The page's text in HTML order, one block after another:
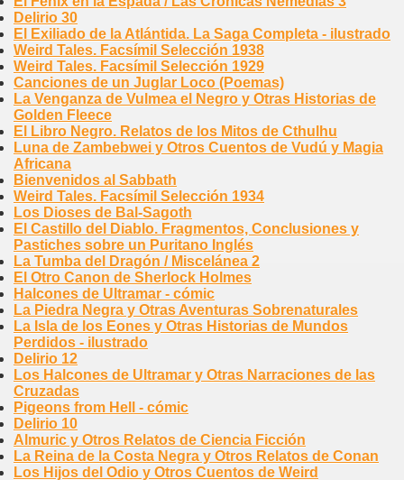
Delirio 30
El Exiliado de la Atlántida. La Saga Completa - ilustrado
Weird Tales. Facsímil Selección 1938
Weird Tales. Facsímil Selección 1929
Canciones de un Juglar Loco (Poemas)
La Venganza de Vulmea el Negro y Otras Historias de
Golden Fleece
El Libro Negro. Relatos de los Mitos de Cthulhu
Luna de Zambebwei y Otros Cuentos de Vudú y Magia
Africana
Bienvenidos al Sabbath
Weird Tales. Facsímil Selección 1934
Los Dioses de Bal-Sagoth
El Castillo del Diablo. Fragmentos, Conclusiones y
Pastiches sobre un Puritano Inglés
La Tumba del Dragón / Miscelánea 2
El Otro Canon de Sherlock Holmes
Halcones de Ultramar - cómic
La Piedra Negra y Otras Aventuras Sobrenaturales
La Isla de los Eones y Otras Historias de Mundos
Perdidos - ilustrado
Delirio 12
Los Halcones de Ultramar y Otras Narraciones de las
Cruzadas
Pigeons from Hell - cómic
Delirio 10
Almuric y Otros Relatos de Ciencia Ficción
La Reina de la Costa Negra y Otros Relatos de Conan
Los Hijos del Odio y Otros Cuentos de Weird